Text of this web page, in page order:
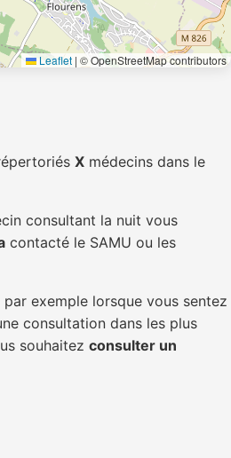
Leaflet | © OpenStreetMap contributors
X médecins dans le
consultant la nuit vous
contacté le SAMU ou les
exemple lorsque vous sentez
consultation dans les plus
souhaitez consulter un